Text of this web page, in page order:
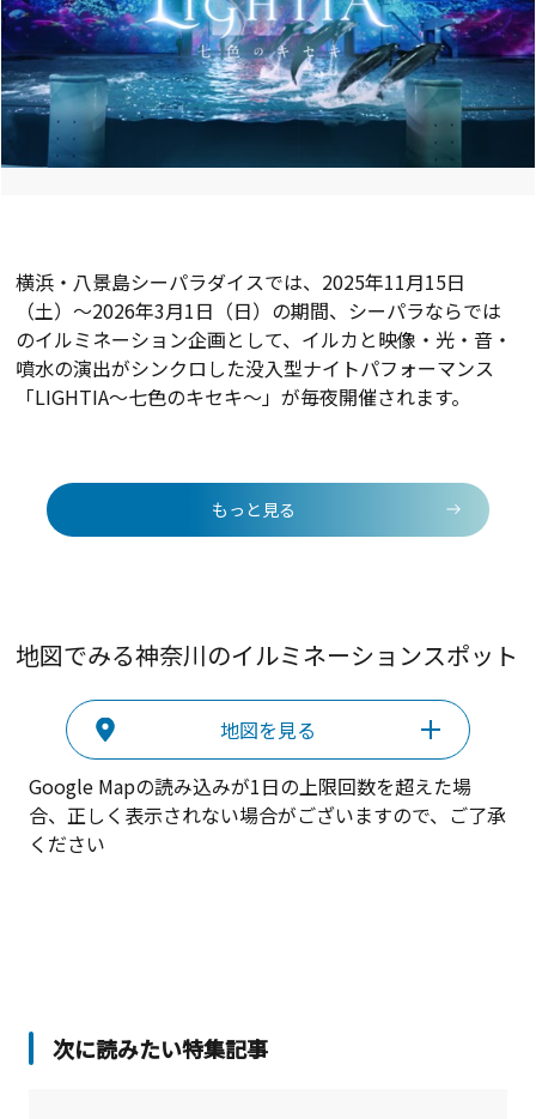
PERCH、ロマンスカーミュー
ジアム東口：ペデストリアンデ
ッキ、東口ロータリー、海老名
中央公園、ビナウォーク■主
催：えびなイルミネーション実
行委員会
横浜・八景島シーパラダイスでは、2025年11月15日
（土）～2026年3月1日（日）の期間、シーパラならでは
のイルミネーション企画として、イルカと映像・光・音・
噴水の演出がシンクロした没入型ナイトパフォーマンス
「LIGHTIA～七色のキセキ～」が毎夜開催されます。
もっと見る
地図でみる神奈川のイルミネーションスポット
地図を見る
Google Mapの読み込みが1日の上限回数を超えた場
合、正しく表示されない場合がございますので、ご了承
ください
次に読みたい特集記事